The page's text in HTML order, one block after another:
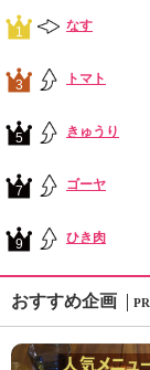
1 なす
3 トマト
5 きゅうり
7 ゴーヤ
9 ひき肉
おすすめ企画 PR